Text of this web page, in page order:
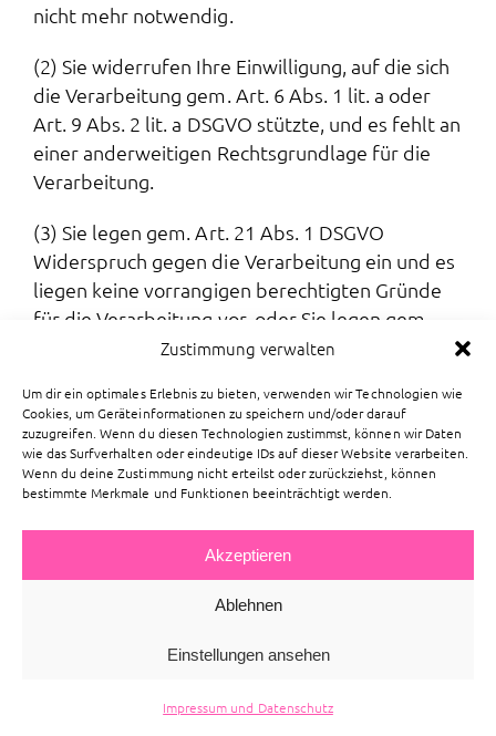
Zustimmung verwalten
Um dir ein optimales Erlebnis zu bieten, verwenden wir Technologien wie
Cookies, um Geräteinformationen zu speichern und/oder darauf
zuzugreifen. Wenn du diesen Technologien zustimmst, können wir Daten
wie das Surfverhalten oder eindeutige IDs auf dieser Website verarbeiten.
Wenn du deine Zustimmung nicht erteilst oder zurückziehst, können
bestimmte Merkmale und Funktionen beeinträchtigt werden.
Akzeptieren
Ablehnen
Einstellungen ansehen
Impressum und Datenschutz
nicht mehr notwendig.
(2) Sie widerrufen Ihre Einwilligung, auf die sich
die Verarbeitung gem. Art. 6 Abs. 1 lit. a oder
Art. 9 Abs. 2 lit. a DSGVO stützte, und es fehlt an
einer anderweitigen Rechtsgrundlage für die
Verarbeitung.
(3) Sie legen gem. Art. 21 Abs. 1 DSGVO
Widerspruch gegen die Verarbeitung ein und es
liegen keine vorrangigen berechtigten Gründe
für die Verarbeitung vor, oder Sie legen gem.
Art. 21 Abs. 2 DSGVO Widerspruch gegen die
(4) Die Sie betreffenden personenbezogenen
Daten wurden unrechtmäßig verarbeitet.
(5) Die Löschung der Sie betreffenden
personenbezogenen Daten ist zur Erfüllung
einer rechtlichen Verpflichtung nach dem
Unionsrecht oder dem Recht der
Verantwortliche unterliegt.
(6) Die Sie betreffenden personenbezogenen